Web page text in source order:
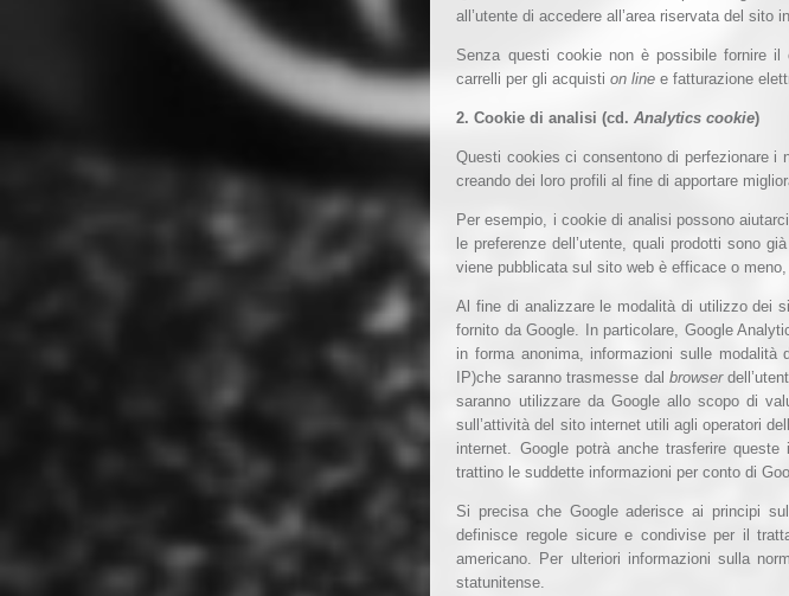
all’utente di accedere all’area riservata del sito
Senza questi cookie non è possibile fornire
carrelli per gli acquistion linee fatturazione
2. Cookie di analisi (cd.Analytics cookie)
Questi cookies ci consentono di perfezionare i
creando dei loro profili al fine di apportare
Per esempio, i cookie di analisi possono
le preferenze dell’utente, quali prodotti sono
viene pubblicata sul sito web è efficace o
Al fine di analizzare le modalità di utilizzo dei
fornito da Google. In particolare, Google
in forma anonima, informazioni sulle
IP)che saranno trasmesse dal browser
saranno utilizzare da Google allo scopo di
sull’attività del sito internet utili agli operatori
internet. Google potrà anche trasferire
trattino le suddette informazioni per conto di
Si precisa che Google aderisce ai principi
definisce regole sicure e condivise per il
americano. Per ulteriori informazioni sulla
statunitense.